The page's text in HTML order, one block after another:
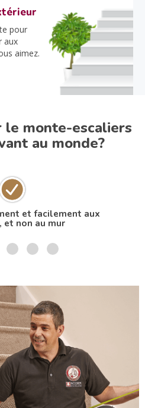
pour
aux
aimez.
le monte-escaliers
au monde?
et facilement aux
et non au mur